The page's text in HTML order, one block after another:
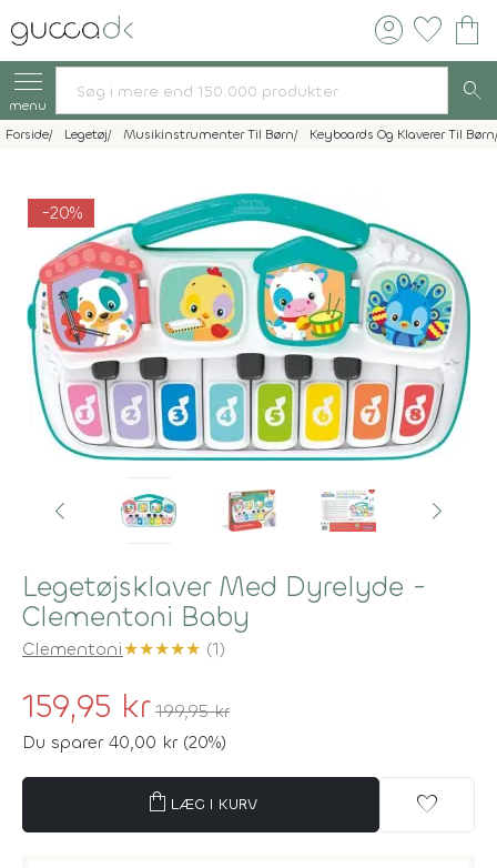
account_circle favorite shopping_bag
menu search
Forside Legetøj Musikinstrumenter Til Børn Keyboards Og Klaverer Til Børn
-20%
Legetøjsklaver Med Dyrelyde -
Clementoni Baby
Clementoni★★★★★ (1)
159,95 kr 199,95 kr
Du sparer 40,00 kr (20%)
shopping_bag LÆG I KURV favorite